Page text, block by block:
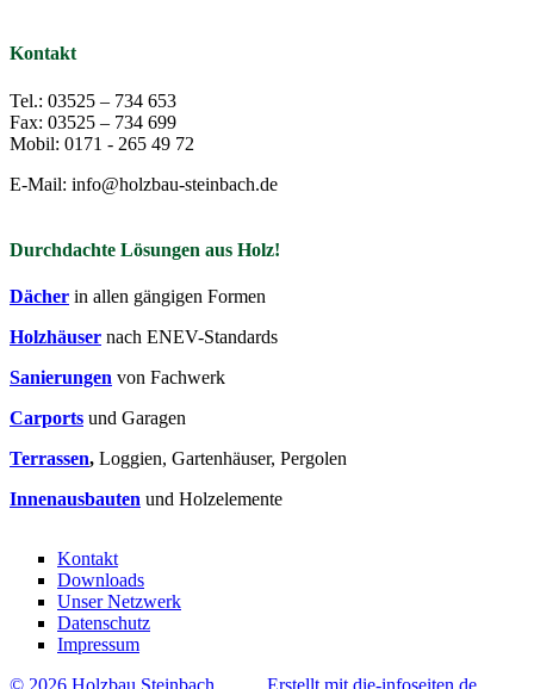
Kontakt
Tel.: 03525 – 734 653
Fax: 03525 – 734 699
Mobil: 0171 - 265 49 72
E-Mail: info@holzbau-steinbach.de
Durchdachte Lösungen aus Holz!
Dächer in allen gängigen Formen
Holzhäuser nach ENEV-Standards
Sanierungen von Fachwerk
Carports und Garagen
Terrassen, Loggien, Gartenhäuser, Pergolen
Innenausbauten und Holzelemente
Kontakt
Downloads
Unser Netzwerk
Datenschutz
Impressum